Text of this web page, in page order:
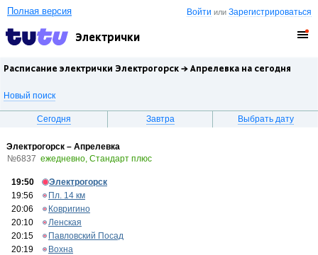
Войти илиЗарегистрироваться
Полная версия
Электрички
Расписание электрички Электрогорск → Апрелевка на сегодня
Новый поиск
Сегодня Завтра Выбрать дату
Электрогорск – Апрелевка
№6837 ежедневно, Стандарт плюс
19:50
Электрогорск
19:56
Пл. 14 км
20:06
Ковригино
20:10
Ленская
20:15
Павловский Посад
20:19
Вохна